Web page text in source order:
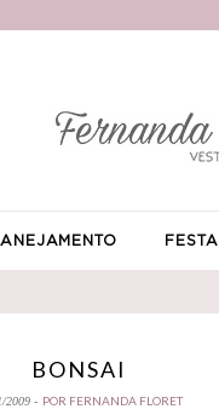
FESTA
BONSAI
2009 - POR FERNANDA FLORET